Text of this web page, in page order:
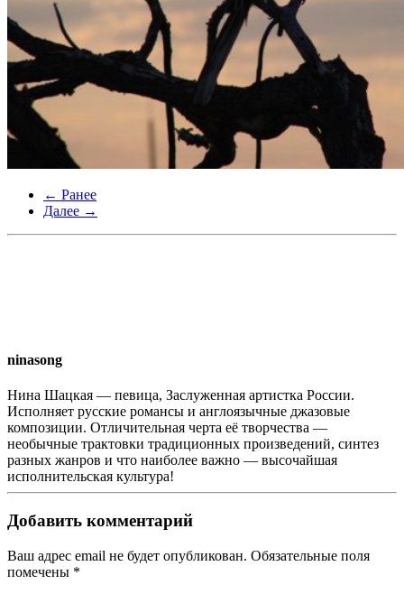
← Ранее
Далее →
ninasong
Нина Шацкая — певица, Заслуженная артистка России.
Исполняет русские романсы и англоязычные джазовые
композиции. Отличительная черта её творчества —
необычные трактовки традиционных произведений, синтез
разных жанров и что наиболее важно — высочайшая
исполнительская культура!
Добавить комментарий
Ваш адрес email не будет опубликован. Обязательные поля
помечены *